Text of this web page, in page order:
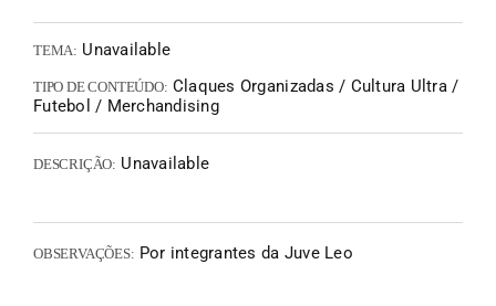
TEMA: Unavailable
TIPO DE CONTEÚDO: Claques Organizadas / Cultura Ultra /
Futebol / Merchandising
DESCRIÇÃO: Unavailable
OBSERVAÇÕES: Por integrantes da Juve Leo